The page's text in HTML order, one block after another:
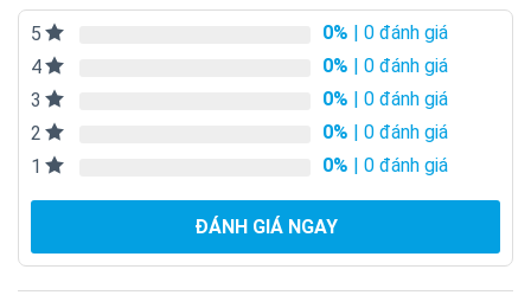
5 0% | 0 đánh giá
4
0% | 0 đánh giá
3
0% | 0 đánh giá
2
0% | 0 đánh giá
1
0% | 0 đánh giá
ĐÁNH GIÁ NGAY